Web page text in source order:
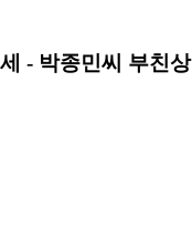
- 박종민씨 부친상